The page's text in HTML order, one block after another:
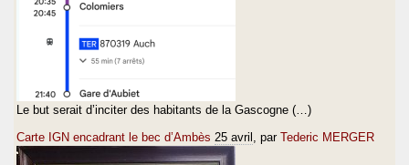
Le but serait d’inciter des habitants de la Gascogne (…)
Carte IGN encadrant le bec d’Ambès 25 avril , par Tederic MERGER